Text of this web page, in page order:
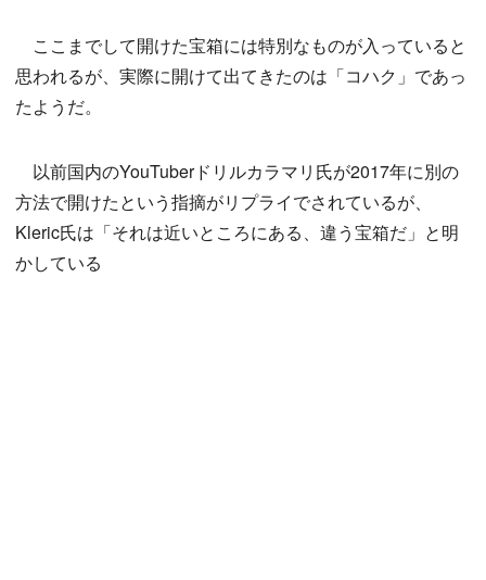
ここまでして開けた宝箱には特別なものが入っていると
思われるが、実際に開けて出てきたのは「コハク」であっ
たようだ。
以前国内のYouTuberドリルカラマリ氏が2017年に別の
方法で開けたという指摘がリプライでされているが、
Kleric氏は「それは近いところにある、違う宝箱だ」と明
かしている